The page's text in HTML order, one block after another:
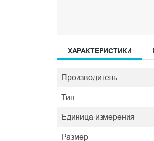
ХАРАКТЕРИСТИКИ
Производитель
Тип
Единица измерения
Размер